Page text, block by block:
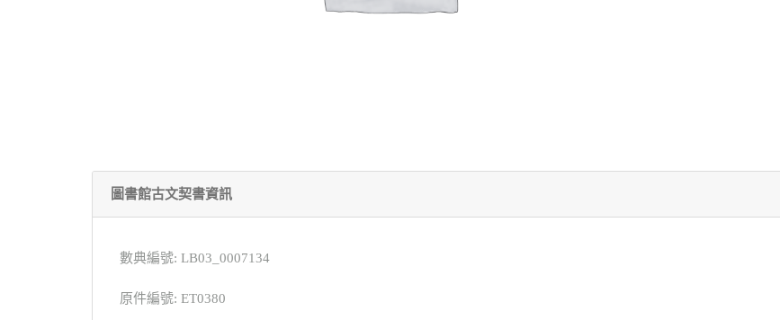
圖書館古文契書資訊
數典編號: LB03_0007134
原件編號: ET0380